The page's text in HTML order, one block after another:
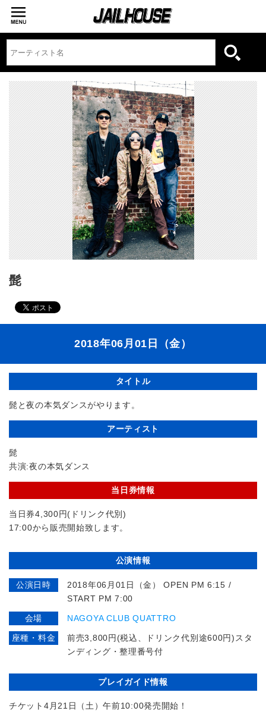
髭
2018年06月01日（金）
タイトル
髭と夜の本気ダンスがやります。
アーティスト
髭
共演:夜の本気ダンス
当日券情報
当日券4,300円(ドリンク代別)
17:00から販売開始致します。
公演情報
公演日時
2018年06月01日（金） OPEN PM 6:15 /
START PM 7:00
会場 NAGOYA CLUB QUATTRO
座種・料金
前売3,800円(税込、ドリンク代別途600円)スタ
ンディング・整理番号付
プレイガイド情報
チケット4月21日（土）午前10:00発売開始！